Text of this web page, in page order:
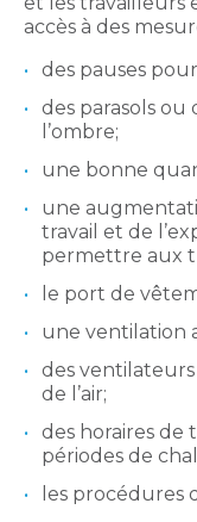
accès à des
des pauses
des parasols ou
l’ombre;
une bonne
une
travail et de
permettre aux
le port de
une ventilation
des
de l’air;
des horaires de
périodes de
les procédures